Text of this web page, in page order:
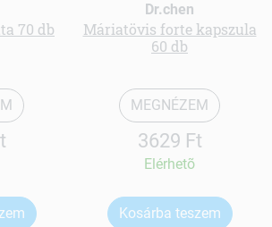
70 db
Dr.chen
Máriatövis forte kapszula
60 db
MEGNÉZEM
3629 Ft
Elérhetõ
Kosárba teszem